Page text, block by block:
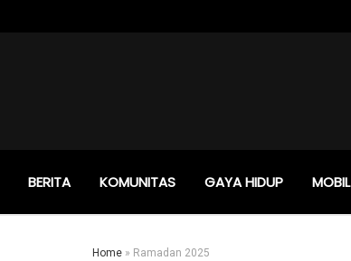
BERITA KOMUNITAS GAYA HIDUP MOBIL
Home » Ramadan 2025